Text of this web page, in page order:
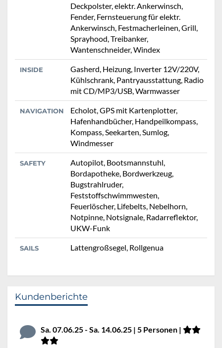
Deckpolster, elektr. Ankerwinsch,
Fender, Fernsteuerung für elektr.
Ankerwinsch, Festmacherleinen, Grill,
Sprayhood, Treibanker,
Wantenschneider, Windex
INSIDE
Gasherd, Heizung, Inverter 12V/220V,
Kühlschrank, Pantryausstattung, Radio
mit CD/MP3/USB, Warmwasser
NAVIGATION
Echolot, GPS mit Kartenplotter,
Hafenhandbücher, Handpeilkompass,
Kompass, Seekarten, Sumlog,
Windmesser
SAFETY
Autopilot, Bootsmannstuhl,
Bordapotheke, Bordwerkzeug,
Bugstrahlruder,
Feststoffschwimmwesten,
Feuerlöscher, Lifebelts, Nebelhorn,
Notpinne, Notsignale, Radarreflektor,
UKW-Funk
SAILS Lattengroßsegel, Rollgenua
Kundenberichte
Sa. 07.06.25 - Sa. 14.06.25 | 5 Personen |